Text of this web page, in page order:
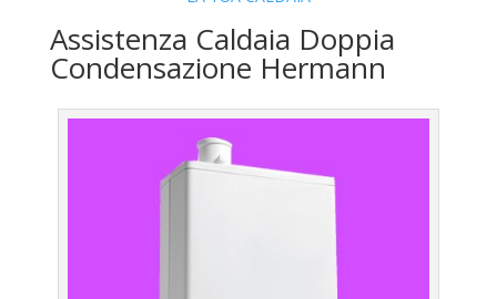
Assistenza Caldaia Doppia
Condensazione Hermann